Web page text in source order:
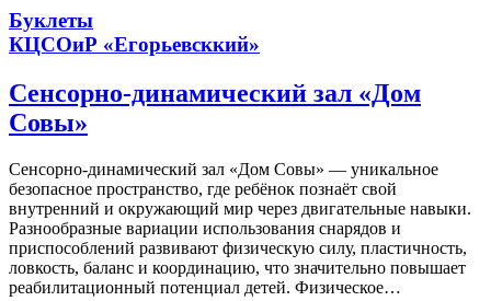
Буклеты
КЦСОиР «Егорьевсккий»
Сенсорно-динамический зал «Дом
Совы»
Сенсорно-динамический зал «Дом Совы» — уникальное
безопасное пространство, где ребёнок познаёт свой
внутренний и окружающий мир через двигательные навыки.
Разнообразные вариации использования снарядов и
приспособлений развивают физическую силу, пластичность,
ловкость, баланс и координацию, что значительно повышает
реабилитационный потенциал детей. Физическое…